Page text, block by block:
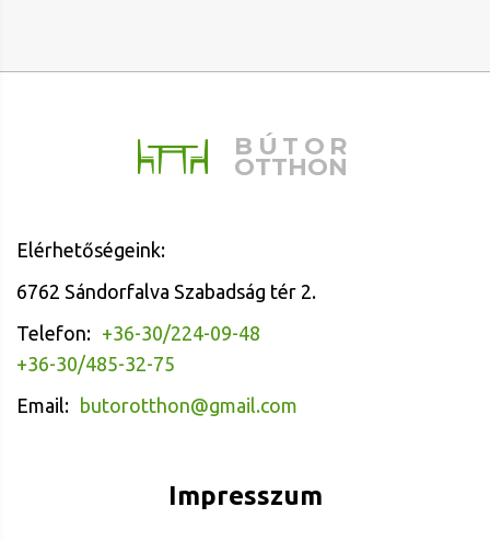
BÚTOR
OTTHON
Elérhetőségeink:
6762 Sándorfalva Szabadság tér 2.
Telefon: +36-30/224-09-48
+36-30/485-32-75
Email: butorotthon@gmail.com
Impresszum